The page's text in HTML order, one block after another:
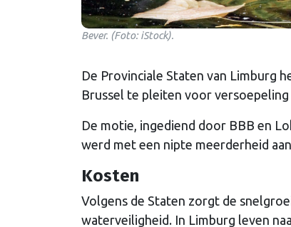
Bever. (Foto: iStock).
De Provinciale Staten van Limburg
Brussel te pleiten voor
De motie, ingediend door BBB en
werd met een nipte meerderheid
Kosten
Volgens de Staten zorgt de
waterveiligheid. In Limburg leven